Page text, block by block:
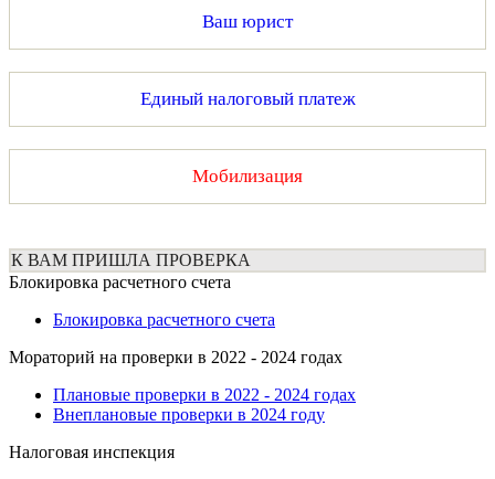
Ваш юрист
Единый налоговый платеж
Мобилизация
К ВАМ ПРИШЛА ПРОВЕРКА
Блокировка расчетного счета
Блокировка расчетного счета
Мораторий на проверки в 2022 - 2024 годах
Плановые проверки в 2022 - 2024 годах
Внеплановые проверки в 2024 году
Налоговая инспекция